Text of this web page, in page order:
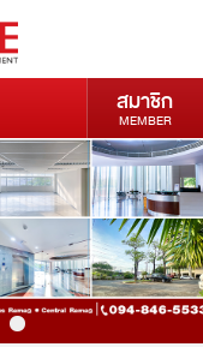
สมาชิก
MEMBER